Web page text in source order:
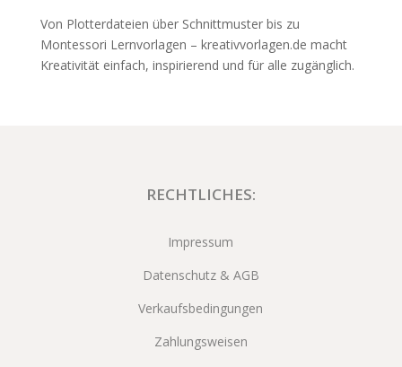
Von Plotterdateien über Schnittmuster bis zu
Montessori Lernvorlagen – kreativvorlagen.de macht
Kreativität einfach, inspirierend und für alle zugänglich.
RECHTLICHES:
Impressum
Datenschutz & AGB
Verkaufsbedingungen
Zahlungsweisen